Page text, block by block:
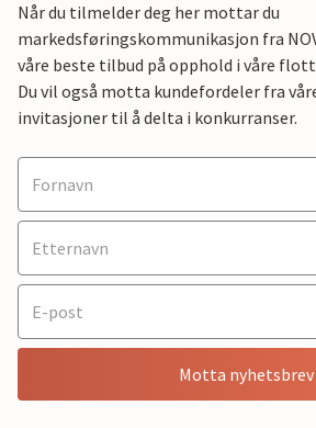
Når du tilmelder deg her mottar du
markedsføringskommunikasjon fra
våre beste tilbud på opphold i våre
Du vil også motta kundefordeler fra
invitasjoner til å delta i konkurranser.
Motta nyhetsbrev